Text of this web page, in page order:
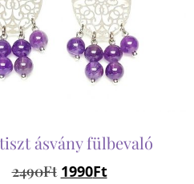
ásvány fülbevaló
2490Ft 1990Ft